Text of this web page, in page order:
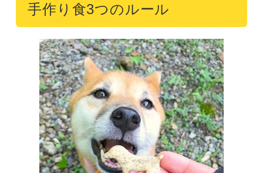
手作り食3つのルール